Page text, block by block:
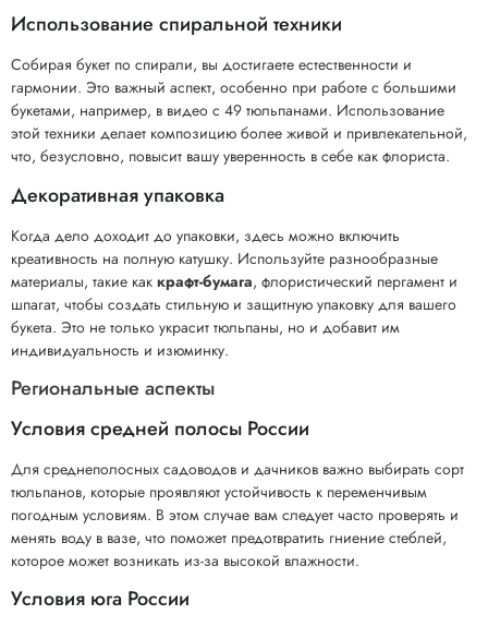
Использование спиральной техники
Собирая букет по спирали, вы достигаете естественности и
гармонии. Это важный аспект, особенно при работе с большими
букетами, например, в видео с 49 тюльпанами. Использование
этой техники делает композицию более живой и привлекательной,
что, безусловно, повысит вашу уверенность в себе как флориста.
Декоративная упаковка
Когда дело доходит до упаковки, здесь можно включить
креативность на полную катушку. Используйте разнообразные
материалы, такие как крафт-бумага, флористический пергамент и
шпагат, чтобы создать стильную и защитную упаковку для вашего
букета. Это не только украсит тюльпаны, но и добавит им
индивидуальность и изюминку.
Региональные аспекты
Условия средней полосы России
Для среднеполосных садоводов и дачников важно выбирать сорт
тюльпанов, которые проявляют устойчивость к переменчивым
погодным условиям. В этом случае вам следует часто проверять и
менять воду в вазе, что поможет предотвратить гниение стеблей,
которое может возникать из-за высокой влажности.
Условия юга России